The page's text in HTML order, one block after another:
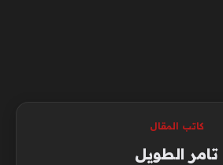
كاتب المقال
تامر الطويل